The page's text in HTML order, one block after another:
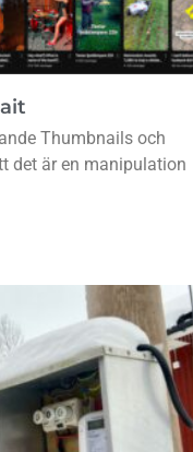
Thumbnails och
det är en manipulation